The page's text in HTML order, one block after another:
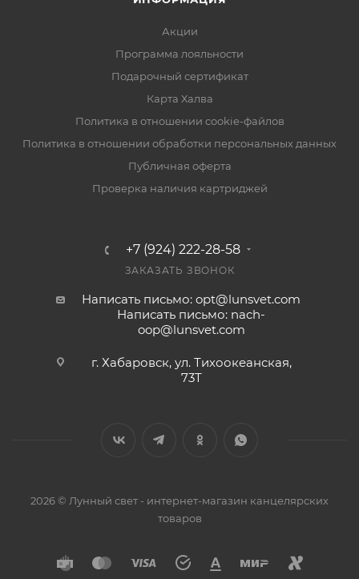
Акции
Программа лояльности
Подарочный сертификат
Карта Халва
Политика в отношении cookie-файлов
Политика в отношении обработки персональных данных
Публичная оферта
Проверка наличия картриджей
+7 (924) 222-28-58
ЗАКАЗАТЬ ЗВОНОК
Написать письмо: opt@lunsvet.com
Написать письмо: nach-
oop@lunsvet.com
г. Хабаровск, ул. Тихоокеанская,
73Т
2026 © Лунный свет - интернет-магазин канцелярских
товаров